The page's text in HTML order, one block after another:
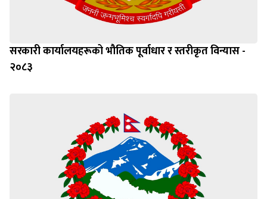
सरकारी कार्यालयहरूको भौतिक पूर्वाधार र स्तरीकृत विन्यास -
२०८३